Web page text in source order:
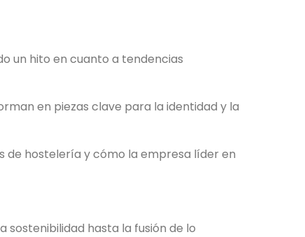
un hito en cuanto a tendencias
en piezas clave para la identidad y la
de hostelería y cómo la empresa líder en
sostenibilidad hasta la fusión de lo